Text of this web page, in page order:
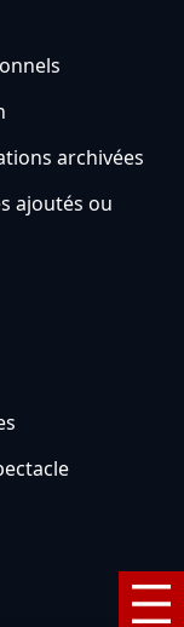
archivées
ajoutés ou